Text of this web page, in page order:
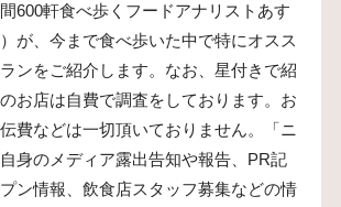
600軒食べ歩くフードアナリストあす
が、今まで食べ歩いた中で特にオスス
ンをご紹介します。なお、星付きで紹
お店は自費で調査をしております。お
費などは一切頂いておりません。「ニ
身のメディア露出告知や報告、PR記
ン情報、飲食店スタッフ募集などの情